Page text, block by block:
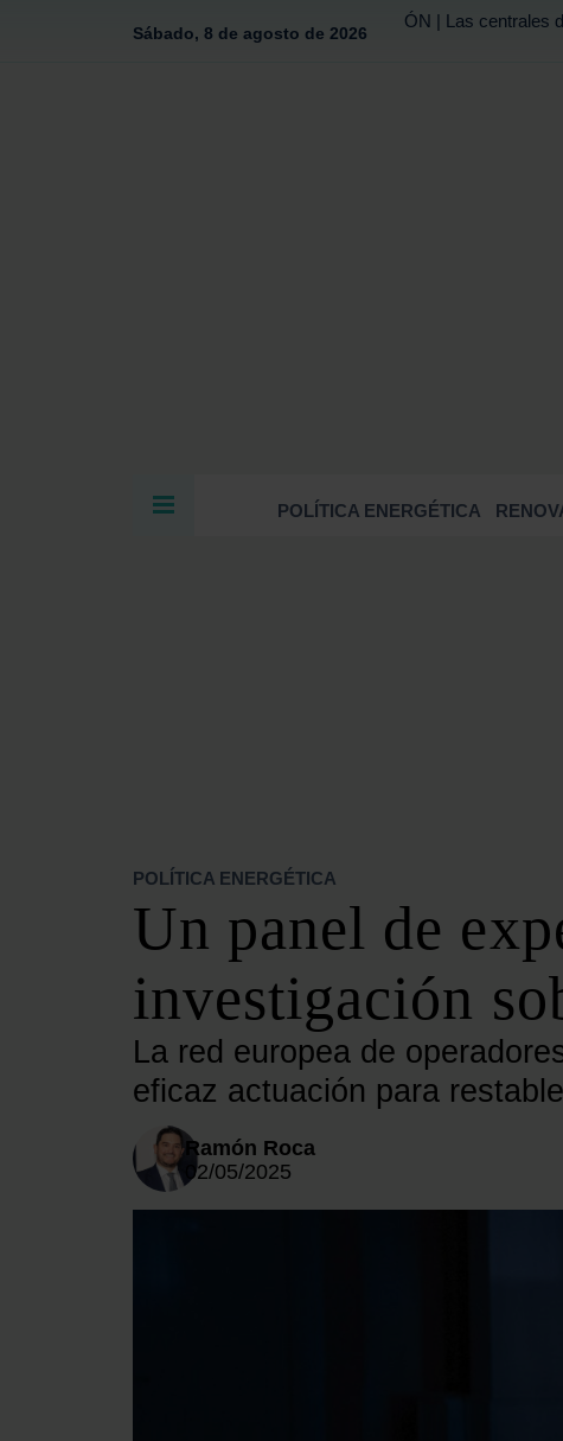
Sábado, 8 de agosto de 2026
ÓN | Las centrales
MOVILIDAD
ALMACENAMIENTO
STARTUPS & INNOVACIÓN
HIDRÓGENO
TOP 10
TECH
POLÍTICA ENERGÉTICA
POLÍTICA ENERGÉTICA
Un panel de
investigación
La red europea de
eficaz actuación para
Ramón Roca
02/05/2025